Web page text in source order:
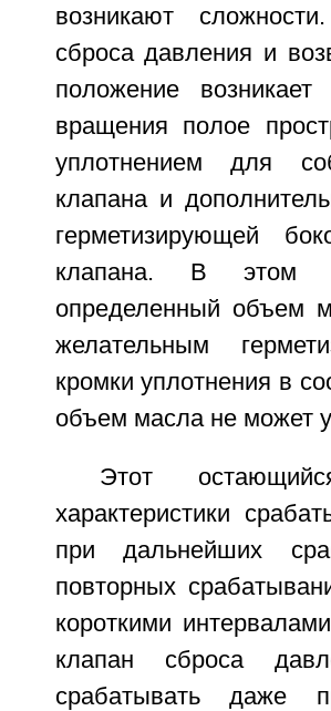
возникают
сброса давления и
положение
вращения полое
уплотнением для
клапана и
герметизирующей
клапана. В этом
определенный объем
желательным
кромки уплотнения в
объем масла не может
Этот
характеристики
при дальнейших
повторных
короткими
клапан сброса
срабатывать даже